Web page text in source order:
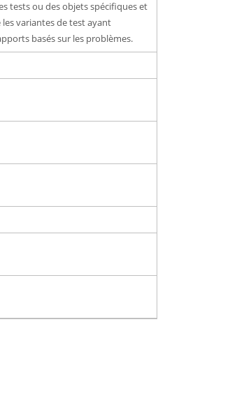
tests ou des objets spécifiques et
variantes de test ayant
basés sur les problèmes.